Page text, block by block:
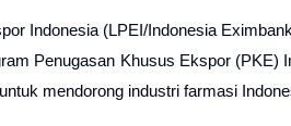
Indonesia (LPEI/Indonesia
Penugasan Khusus Ekspor (PKE)
mendorong industri farmasi